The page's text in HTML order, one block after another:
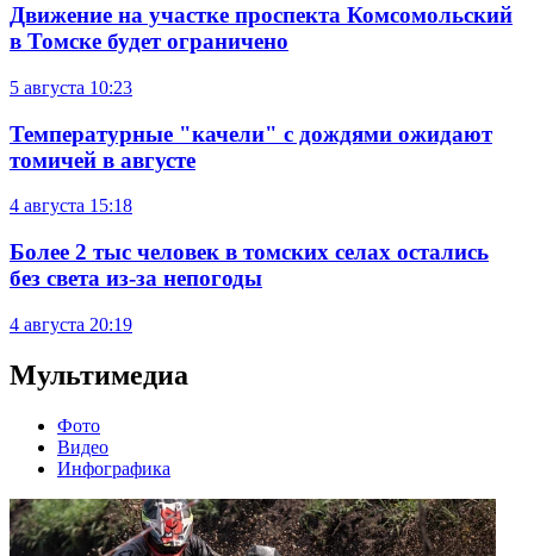
Движение на участке проспекта Комсомольский
в Томске будет ограничено
5 августа 10:23
Температурные "качели" с дождями ожидают
томичей в августе
4 августа 15:18
Более 2 тыс человек в томских селах остались
без света из-за непогоды
4 августа 20:19
Мультимедиа
Фото
Видео
Инфографика